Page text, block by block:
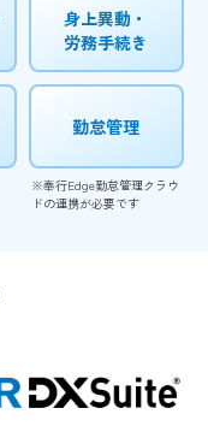
身上異動・
労務手続き
勤怠管理